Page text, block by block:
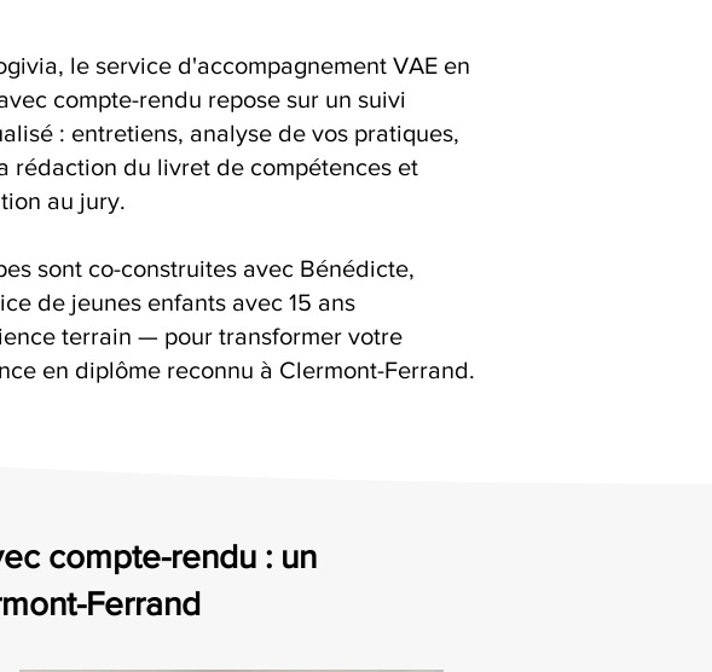
le service d'accompagnement VAE en
compte-rendu repose sur un suivi
: entretiens, analyse de vos pratiques,
rédaction du livret de compétences et
au jury.
sont co-construites avec Bénédicte,
de jeunes enfants avec 15 ans
terrain — pour transformer votre
en diplôme reconnu à Clermont-Ferrand.
compte-rendu : un
Ferrand